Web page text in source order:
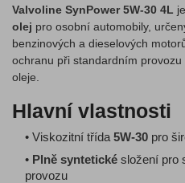
Valvoline SynPower 5W-30 4L je
olej pro osobní automobily,
benzinových a dieselových
ochranu při standardním
oleje.
Hlavní vlastnosti
• Viskozitní třída 5W-30 pro
• Plně syntetické složení pro
provozu